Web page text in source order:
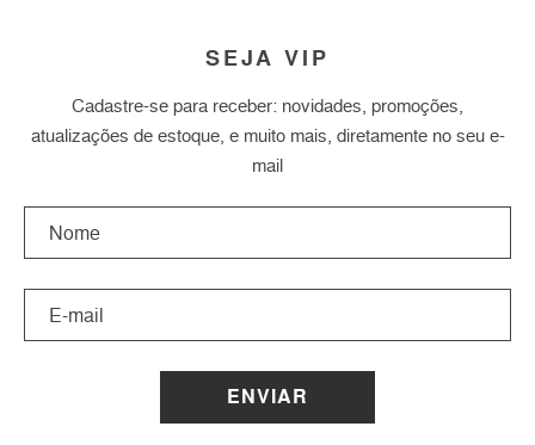
SEJA VIP
Cadastre-se para receber: novidades, promoções,
atualizações de estoque, e muito mais, diretamente no seu e-
mail
ENVIAR